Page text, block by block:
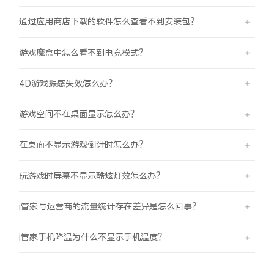
通过应用商店下载的软件怎么查看不到安装包？
游戏魔盒中怎么看不到电竞模式？
4D游戏振感失效怎么办？
游戏空间不在桌面显示怎么办？
在桌面不显示游戏倒计时怎么办？
玩游戏时屏幕不显示酷炫灯效怎么办？
i管家与运营商的流量统计存在差异是怎么回事？
i管家手机降温为什么不显示手机温度？